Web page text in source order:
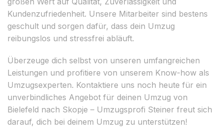
Kundenzufriedenheit. Unsere Mitarbeiter sind bestens
geschult und sorgen dafür, dass dein Umzug
reibungslos und stressfrei abläuft.
Überzeuge dich selbst von unseren umfangreichen
Leistungen und profitiere von unserem Know-how als
Umzugsexperten. Kontaktiere uns noch heute für ein
unverbindliches Angebot für deinen Umzug von
Bielefeld nach Skopje – Umzugsprofi Steiner freut sich
darauf, dich bei deinem Umzug zu unterstützen!